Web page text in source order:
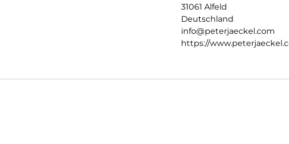
31061 Alfeld
Deutschland
info@peterjaeckel.com
https://